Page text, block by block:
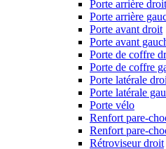
Porte arrière droit
Porte arrière
Porte avant droit
Porte avant
Porte de coffre
Porte de coffre
Porte latérale
Porte latérale
Porte vélo
Renfort pare-
Renfort pare-
Rétroviseur droit